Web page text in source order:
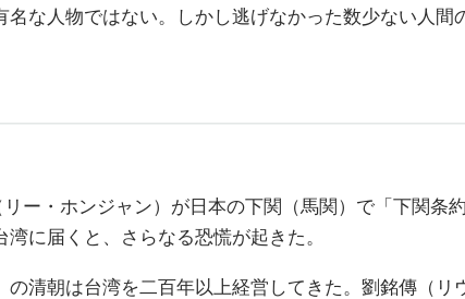
な人物ではない。しかし逃げなかった数少ない人間
ー・ホンジャン）が日本の下関（馬関）で「下関条
に届くと、さらなる恐慌が起きた。
の清朝は台湾を二百年以上経営してきた。劉銘傳（